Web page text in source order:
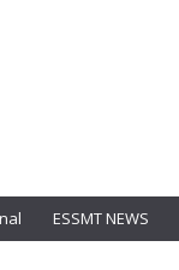
ESSMT NEWS